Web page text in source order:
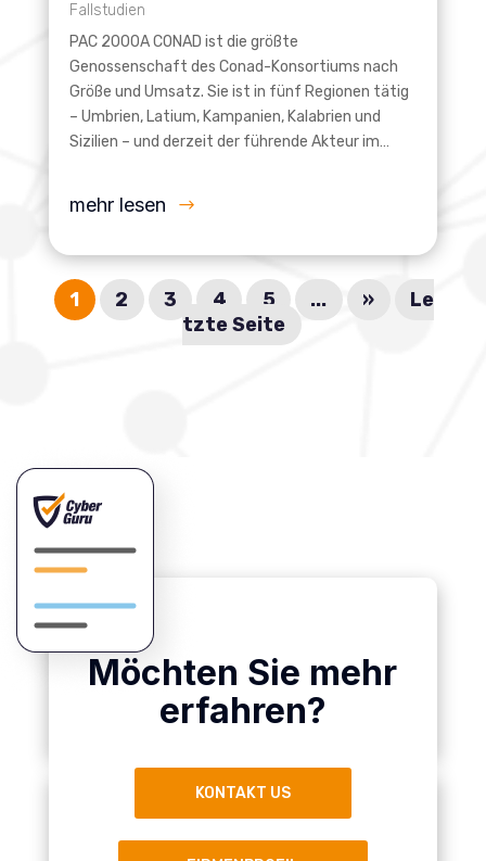
Fallstudien
PAC 2000A CONAD ist die größte
Genossenschaft des Conad-Konsortiums nach
Größe und Umsatz. Sie ist in fünf Regionen tätig
– Umbrien, Latium, Kampanien, Kalabrien und
Sizilien – und derzeit der führende Akteur im…
mehr lesen
1 2 3 4 5 ... »
Le
tzte Seite
Möchten Sie mehr
erfahren?
KONTAKT US